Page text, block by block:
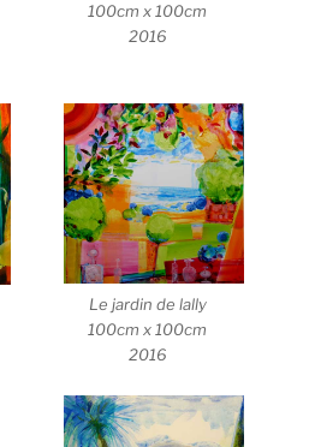
100cm x 100cm
2016
Le jardin de lally
100cm x 100cm
2016